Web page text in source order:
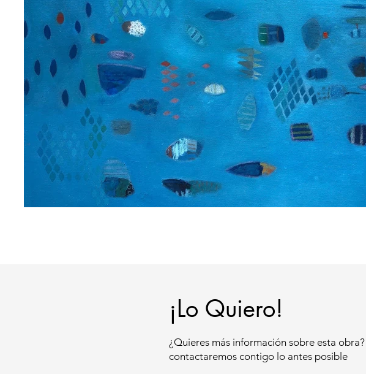
¡Lo Quiero!
¿Quieres más información sobre esta
contactaremos contigo lo antes posible